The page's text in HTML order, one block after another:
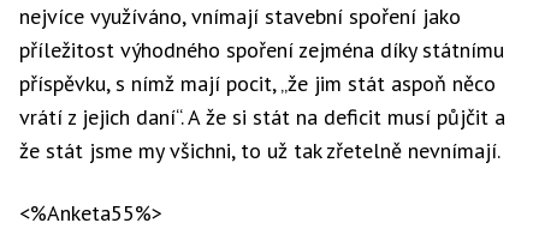
nejvíce využíváno, vnímají stavební spoření jako
příležitost výhodného spoření zejména díky státnímu
příspěvku, s nímž mají pocit, „že jim stát aspoň něco
vrátí z jejich daní“. A že si stát na deficit musí půjčit a
že stát jsme my všichni, to už tak zřetelně nevnímají.
<%Anketa55%>